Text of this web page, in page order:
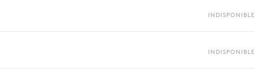
INDISPONIBLE
INDISPONIBLE